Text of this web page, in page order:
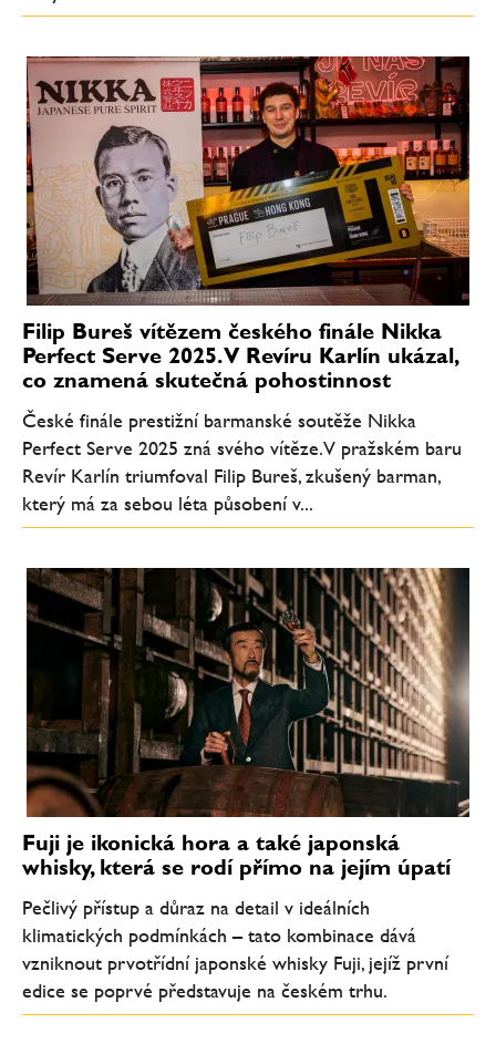
Filip Bureš vítězem českého finále Nikka
Perfect Serve 2025. V Revíru Karlín ukázal,
co znamená skutečná pohostinnost
České finále prestižní barmanské soutěže Nikka
Perfect Serve 2025 zná svého vítěze. V pražském baru
Revír Karlín triumfoval Filip Bureš, zkušený barman,
který má za sebou léta působení v...
Fuji je ikonická hora a také japonská
whisky, která se rodí přímo na jejím úpatí
Pečlivý přístup a důraz na detail v ideálních
klimatických podmínkách – tato kombinace dává
vzniknout prvotřídní japonské whisky Fuji, jejíž první
edice se poprvé představuje na českém trhu.